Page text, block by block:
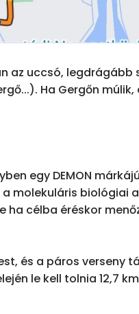
az uccsó, legdrágább
Ha Gergőn
egy DEMON
a molekuláris biológiai
ha célba éréskor
és a páros verseny
le kell tolnia 12,7